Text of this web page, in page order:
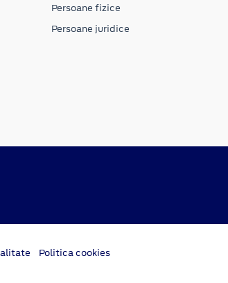
Persoane fizice
Persoane juridice
Politica cookies